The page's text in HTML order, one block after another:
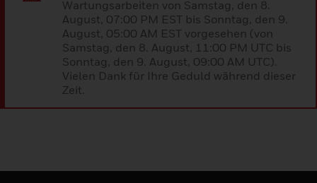
Wartungsarbeiten von Samstag, den 8.
August, 07:00 PM EST bis Sonntag, den 9.
August, 05:00 AM EST vorgesehen (von
Samstag, den 8. August, 11:00 PM UTC bis
Sonntag, den 9. August, 09:00 AM UTC).
Vielen Dank für Ihre Geduld während dieser
Zeit.